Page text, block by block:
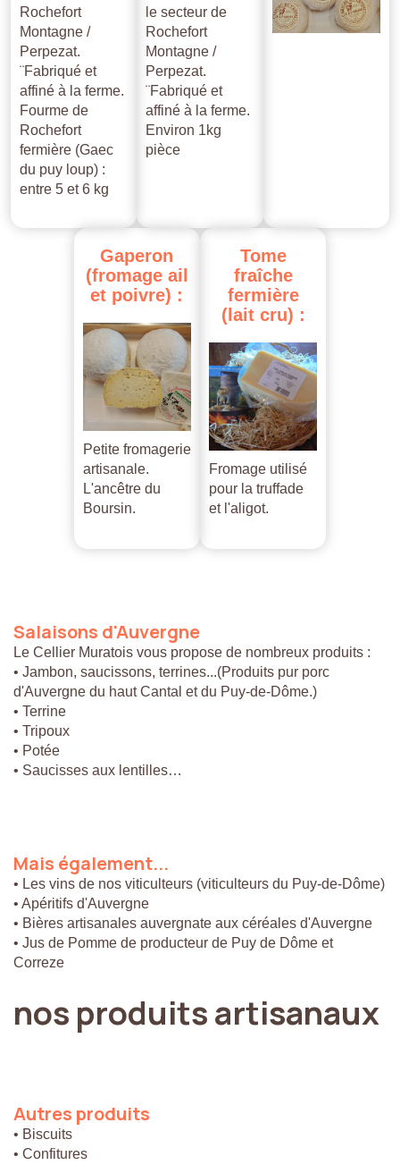
Rochefort
Montagne /
Perpezat.
¨Fabriqué et
affiné à la ferme.
Fourme de
Rochefort
fermière (Gaec
du puy loup) :
entre 5 et 6 kg
le secteur de
Rochefort
Montagne /
Perpezat.
¨Fabriqué et
affiné à la ferme.
Environ 1kg
pièce
Gaperon
(fromage ail
et poivre) :
Petite fromagerie
artisanale.
L'ancêtre du
Boursin.
Tome
fraîche
fermière
(lait cru) :
Fromage utilisé
pour la truffade
et l'aligot.
Salaisons d'Auvergne
Le Cellier Muratois vous propose de nombreux produits :
• Jambon, saucissons, terrines...(Produits pur porc
d'Auvergne du haut Cantal et du Puy-de-Dôme.)
• Terrine
• Tripoux
• Potée
• Saucisses aux lentilles…
Mais également...
• Les vins de nos viticulteurs (viticulteurs du Puy-de-Dôme)
• Apéritifs d'Auvergne
• Bières artisanales auvergnate aux céréales d'Auvergne
• Jus de Pomme de producteur de Puy de Dôme et
Correze
nos produitsartisanaux
Autres produits
• Biscuits
• Confitures